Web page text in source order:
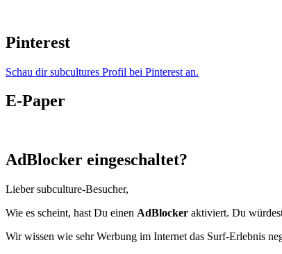
Pinterest
Schau dir subcultures Profil bei Pinterest an.
E-Paper
AdBlocker eingeschaltet?
Lieber subculture-Besucher,
Wie es scheint, hast Du einen AdBlocker aktiviert. Du
Wir wissen wie sehr Werbung im Internet das Surf-Erlebnis